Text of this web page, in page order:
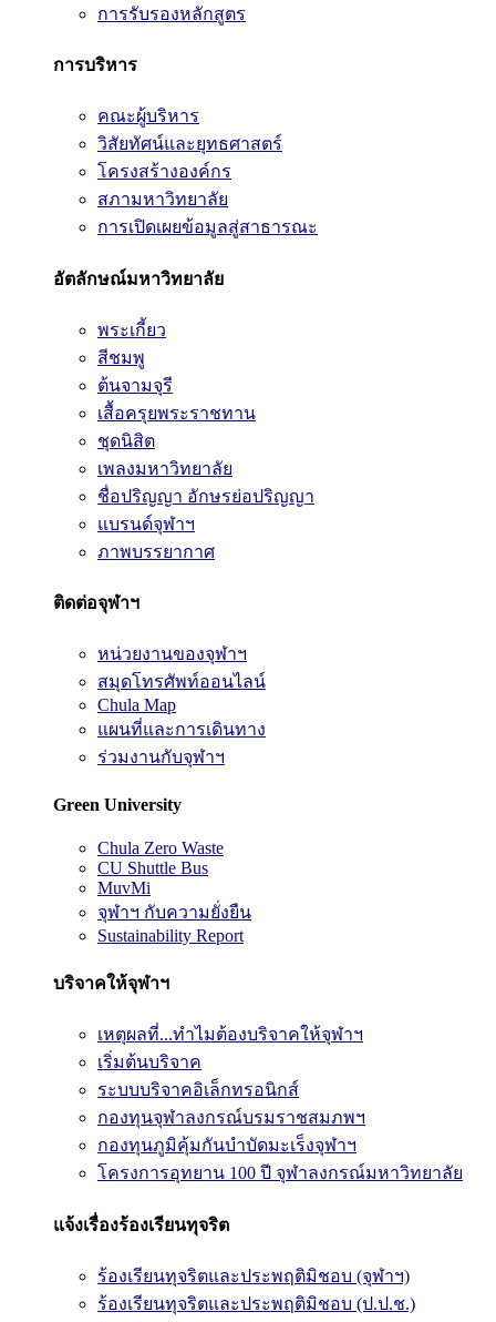
การรับรองหลักสูตร
การบริหาร
คณะผู้บริหาร
วิสัยทัศน์และยุทธศาสตร์
โครงสร้างองค์กร
สภามหาวิทยาลัย
การเปิดเผยข้อมูลสู่สาธารณะ
อัตลักษณ์มหาวิทยาลัย
พระเกี้ยว
สีชมพู
ต้นจามจุรี
เสื้อครุยพระราชทาน
ชุดนิสิต
เพลงมหาวิทยาลัย
ชื่อปริญญา อักษรย่อปริญญา
แบรนด์จุฬาฯ
ภาพบรรยากาศ
ติดต่อจุฬาฯ
หน่วยงานของจุฬาฯ
สมุดโทรศัพท์ออนไลน์
Chula Map
แผนที่และการเดินทาง
ร่วมงานกับจุฬาฯ
Green University
Chula Zero Waste
CU Shuttle Bus
MuvMi
จุฬาฯ กับความยั่งยืน
Sustainability Report
บริจาคให้จุฬาฯ
เหตุผลที่...ทำไมต้องบริจาคให้จุฬาฯ
เริ่มต้นบริจาค
ระบบบริจาคอิเล็กทรอนิกส์
กองทุนจุฬาลงกรณ์บรมราชสมภพฯ
กองทุนภูมิคุ้มกันบำบัดมะเร็งจุฬาฯ
โครงการอุทยาน 100 ปี จุฬาลงกรณ์มหาวิทยาลัย
แจ้งเรื่องร้องเรียนทุจริต
ร้องเรียนทุจริตและประพฤติมิชอบ (จุฬาฯ)
ร้องเรียนทุจริตและประพฤติมิชอบ (ป.ป.ช.)